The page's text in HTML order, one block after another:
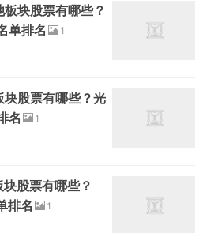
块股票有哪些？
单排名
1
股票有哪些？光
名
1
股票有哪些？
排名
1